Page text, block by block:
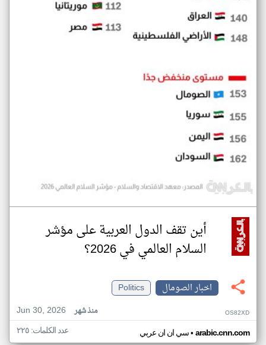
أين تقف الدول العربية على مؤشر
السلام العالمي في 2026؟
اخبار الصومال
Politics
Jun 30, 2026
منذ شهر OS82XD
سي ان ان عربي• arabic.cnn.com عدد الكلمات: ٢٢٥